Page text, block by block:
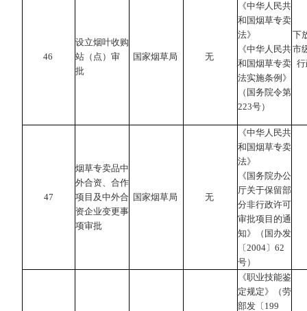
46
设立烟叶收购
站（点）审
批
国家烟草局 无
《中华人民共
和国烟草专卖
法》
《中华人民共
和国烟草专卖
法实施条例》
（国务院令第
223号）
下
市
47
烟草专卖品中
外合资、合作
项目及中外合
资企业变更事
项审批
国家烟草局 无
《中华人民共
和国烟草专卖
法》
《国务院办公
厅关于保留部
分非行政许可
审批项目的通
知》（国办发
〔2004〕62
号）
《职业技能鉴
定规定》（劳
部发〔199